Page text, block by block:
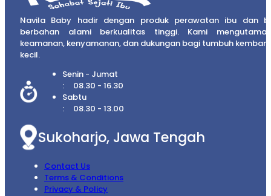
Navila Baby hadir dengan produk perawatan ibu dan
berbahan alami berkualitas tinggi. Kami
keamanan, kenyamanan, dan dukungan bagi tumbuh
kecil.
Senin - Jumat
08.30 - 16.30
Sabtu
08.30 - 13.00
Sukoharjo, Jawa Tengah
Contact Us
Terms & Conditions
Privacy & Policy